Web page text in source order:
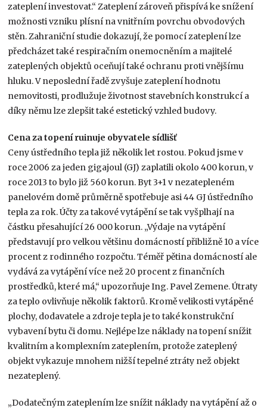
zateplení investovat.“ Zateplení zároveň přispívá ke snížení
možnosti vzniku plísní na vnitřním povrchu obvodových
stěn. Zahraniční studie dokazují, že pomocí zateplení lze
předcházet také respiračním onemocněním a majitelé
zateplených objektů oceňují také ochranu proti vnějšímu
hluku. V neposlední řadě zvyšuje zateplení hodnotu
nemovitosti, prodlužuje životnost stavebních konstrukcí a
díky němu lze zlepšit také estetický vzhled budovy.
Cena za topení ruinuje obyvatele sídlišť
Ceny ústředního tepla již několik let rostou. Pokud jsme v
roce 2006 za jeden gigajoul (GJ) zaplatili okolo 400 korun, v
roce 2013 to bylo již 560 korun. Byt 3+1 v nezatepleném
panelovém domě průměrně spotřebuje asi 44 GJ ústředního
tepla za rok. Účty za takové vytápění se tak vyšplhají na
částku přesahující 26 000 korun. „Výdaje na vytápění
představují pro velkou většinu domácností přibližně 10 a více
procent z rodinného rozpočtu. Téměř pětina domácností ale
vydává za vytápění více než 20 procent z finančních
prostředků, které má,“ upozorňuje Ing. Pavel Zemene. Útraty
za teplo ovlivňuje několik faktorů. Kromě velikosti vytápěné
plochy, dodavatele a zdroje tepla je to také konstrukční
vybavení bytu či domu. Nejlépe lze náklady na topení snížit
kvalitním a komplexním zateplením, protože zateplený
objekt vykazuje mnohem nižší tepelné ztráty než objekt
nezateplený.
„Dodatečným zateplením lze snížit náklady na vytápění až o